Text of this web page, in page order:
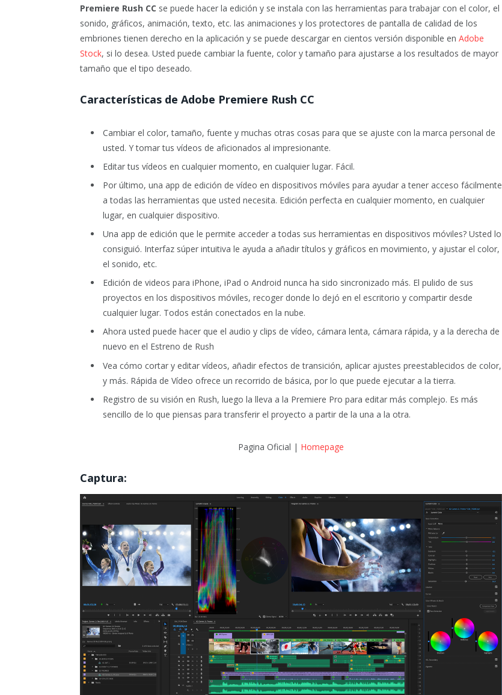
Premiere Rush CC se puede hacer la edición y se instala con las herramientas para trabajar con el color, el
sonido, gráficos, animación, texto, etc. las animaciones y los protectores de pantalla de calidad de los
embriones tienen derecho en la aplicación y se puede descargar en cientos versión disponible en Adobe
Stock, si lo desea. Usted puede cambiar la fuente, color y tamaño para ajustarse a los resultados de mayor
tamaño que el tipo deseado.
Características de Adobe Premiere Rush CC
Cambiar el color, tamaño, fuente y muchas otras cosas para que se ajuste con la marca personal de
usted. Y tomar tus vídeos de aficionados al impresionante.
Editar tus vídeos en cualquier momento, en cualquier lugar. Fácil.
Por último, una app de edición de vídeo en dispositivos móviles para ayudar a tener acceso fácilmente
a todas las herramientas que usted necesita. Edición perfecta en cualquier momento, en cualquier
lugar, en cualquier dispositivo.
Una app de edición que le permite acceder a todas sus herramientas en dispositivos móviles? Usted lo
consiguió. Interfaz súper intuitiva le ayuda a añadir títulos y gráficos en movimiento, y ajustar el color,
el sonido, etc.
Edición de videos para iPhone, iPad o Android nunca ha sido sincronizado más. El pulido de sus
proyectos en los dispositivos móviles, recoger donde lo dejó en el escritorio y compartir desde
cualquier lugar. Todos están conectados en la nube.
Ahora usted puede hacer que el audio y clips de vídeo, cámara lenta, cámara rápida, y a la derecha de
nuevo en el Estreno de Rush
Vea cómo cortar y editar vídeos, añadir efectos de transición, aplicar ajustes preestablecidos de color,
y más. Rápida de Vídeo ofrece un recorrido de básica, por lo que puede ejecutar a la tierra.
Registro de su visión en Rush, luego la lleva a la Premiere Pro para editar más complejo. Es más
sencillo de lo que piensas para transferir el proyecto a partir de la una a la otra.
Pagina Oficial | Homepage
Captura: